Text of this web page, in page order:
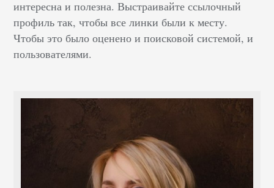
интересна и полезна. Выстраивайте ссылочный
профиль так, чтобы все линки были к месту.
Чтобы это было оценено и поисковой системой, и
пользователями.